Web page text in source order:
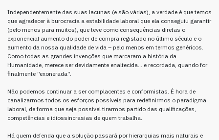
Independentemente das suas lacunas (e são várias), a verdade é que temos
que agradecer à burocracia a estabilidade laboral que ela conseguiu garantir
(pelo menos para muitos), que teve como consequências diretas o
exponencial aumento do poder de compra registado no último século e o
aumento da nossa qualidade de vida – pelo menos em termos genéricos.
Como todas as grandes invenções que marcaram a história da
Humanidade, merece ser devidamente enaltecida… e recordada, quando for
finalmente “exonerada”.
Não podemos continuar a ser complacentes e conformistas. É hora de
canalizarmos todos os esforços possíveis para redefinirmos o paradigma
laboral, de forma que seja possível tirarmos partido das qualificações,
competências e idiossincrasias de quem trabalha.
Há quem defenda que a solução passará por hierarquias mais naturais e